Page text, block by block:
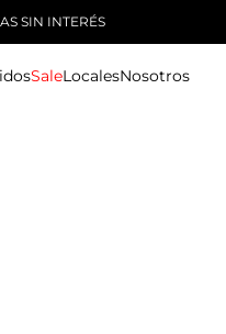
SIN INTERÉS
SaleLocalesNosotros